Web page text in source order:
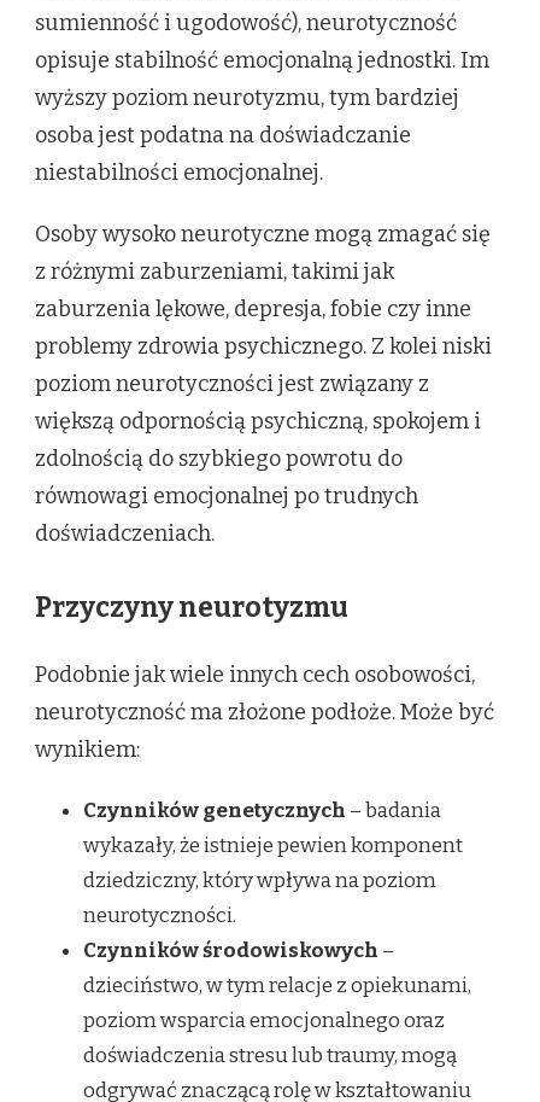
sumienność i ugodowość), neurotyczność
opisuje stabilność emocjonalną jednostki. Im
wyższy poziom neurotyzmu, tym bardziej
osoba jest podatna na doświadczanie
niestabilności emocjonalnej.
Osoby wysoko neurotyczne mogą zmagać się
z różnymi zaburzeniami, takimi jak
zaburzenia lękowe, depresja, fobie czy inne
problemy zdrowia psychicznego. Z kolei niski
poziom neurotyczności jest związany z
większą odpornością psychiczną, spokojem i
zdolnością do szybkiego powrotu do
równowagi emocjonalnej po trudnych
doświadczeniach.
Przyczyny neurotyzmu
Podobnie jak wiele innych cech osobowości,
neurotyczność ma złożone podłoże. Może być
wynikiem:
Czynników genetycznych – badania
wykazały, że istnieje pewien komponent
dziedziczny, który wpływa na poziom
neurotyczności.
Czynników środowiskowych –
dzieciństwo, w tym relacje z opiekunami,
poziom wsparcia emocjonalnego oraz
doświadczenia stresu lub traumy, mogą
odgrywać znaczącą rolę w kształtowaniu